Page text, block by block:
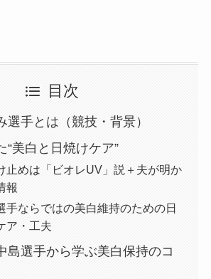
目次
選手とは（競技・背景）
“美白と日焼けケア”
止めは「ビオレUV」説＋夫が明か
報
手ならではの美白維持のための日
ア・工夫
島選手から学ぶ美白保持のコ